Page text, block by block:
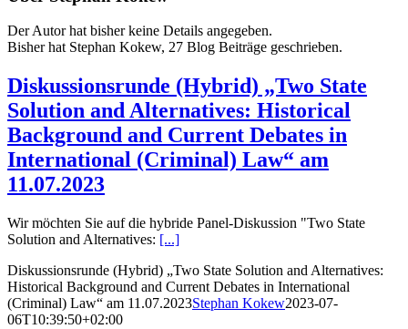
Der Autor hat bisher keine Details angegeben.
Bisher hat Stephan Kokew, 27 Blog Beiträge geschrieben.
Diskussionsrunde (Hybrid) „Two State
Solution and Alternatives: Historical
Background and Current Debates in
International (Criminal) Law“ am
11.07.2023
Wir möchten Sie auf die hybride Panel-Diskussion "Two State
Solution and Alternatives: [...]
Diskussionsrunde (Hybrid) „Two State Solution and Alternatives:
Historical Background and Current Debates in International
(Criminal) Law“ am 11.07.2023Stephan Kokew2023-07-
06T10:39:50+02:00